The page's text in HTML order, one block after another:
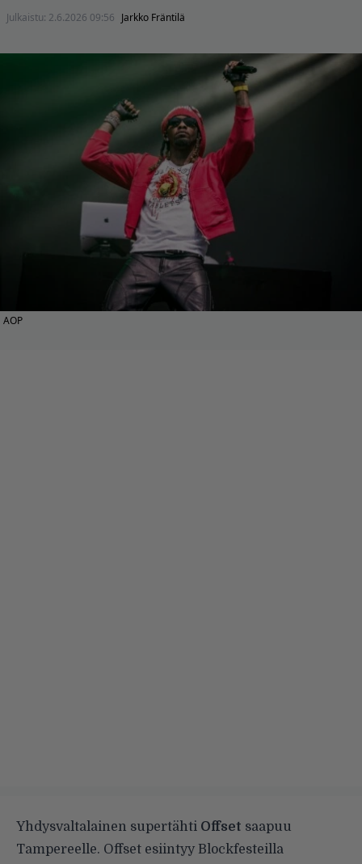
Julkaistu: 2.6.2026 09:56 Jarkko Fräntilä
AOP
Yhdysvaltalainen supertähti Offset saapuu
Tampereelle. Offset esiintyy Blockfesteilla